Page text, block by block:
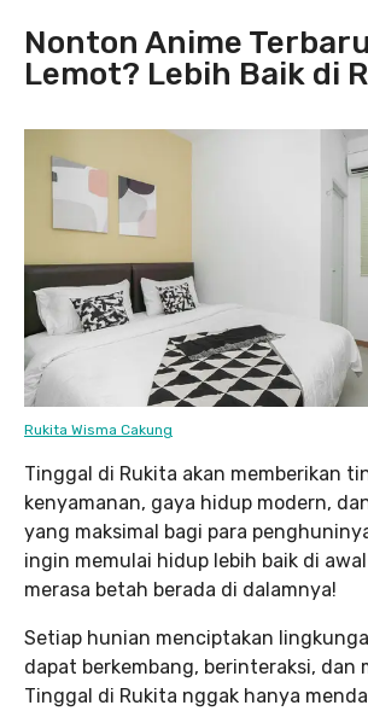
Nonton Anime
Lemot? Lebih Baik di
Rukita Wisma Cakung
Tinggal di Rukita akan memberikan
kenyamanan, gaya hidup modern,
yang maksimal bagi para
ingin memulai hidup lebih baik di
merasa betah berada di dalamnya!
Setiap hunian menciptakan
dapat berkembang, berinteraksi, dan
Tinggal di Rukita nggak hanya